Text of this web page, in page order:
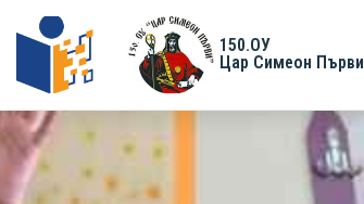
150.ОУ
Цар Симеон Първи